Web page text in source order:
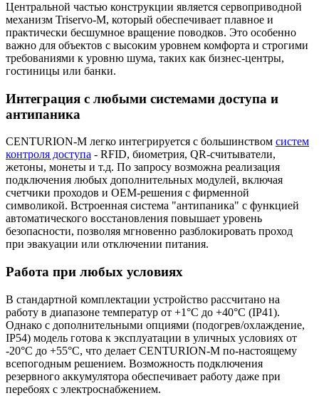
Центральной частью конструкции является сервоприводной
механизм Triservo-M, который обеспечивает плавное и
практически бесшумное вращение поводков. Это особенно
важно для объектов с высоким уровнем комфорта и строгими
требованиями к уровню шума, таких как бизнес-центры,
гостиницы или банки.
Интеграция с любыми системами доступа и
антипаника
CENTURION-M легко интегрируется с большинством систем
контроля доступа - RFID, биометрия, QR-считыватели,
жетоны, монеты и т.д. По запросу возможна реализация
подключения любых дополнительных модулей, включая
счетчики проходов и OEM-решения с фирменной
символикой. Встроенная система "антипаника" с функцией
автоматического восстановления повышает уровень
безопасности, позволяя мгновенно разблокировать проход
при эвакуации или отключении питания.
Работа при любых условиях
В стандартной комплектации устройство рассчитано на
работу в диапазоне температур от +1°C до +40°C (IP41).
Однако с дополнительными опциями (подогрев/охлаждение,
IP54) модель готова к эксплуатации в уличных условиях от
-20°C до +55°C, что делает CENTURION-M по-настоящему
всепогодным решением. Возможность подключения
резервного аккумулятора обеспечивает работу даже при
перебоях с электроснабжением.